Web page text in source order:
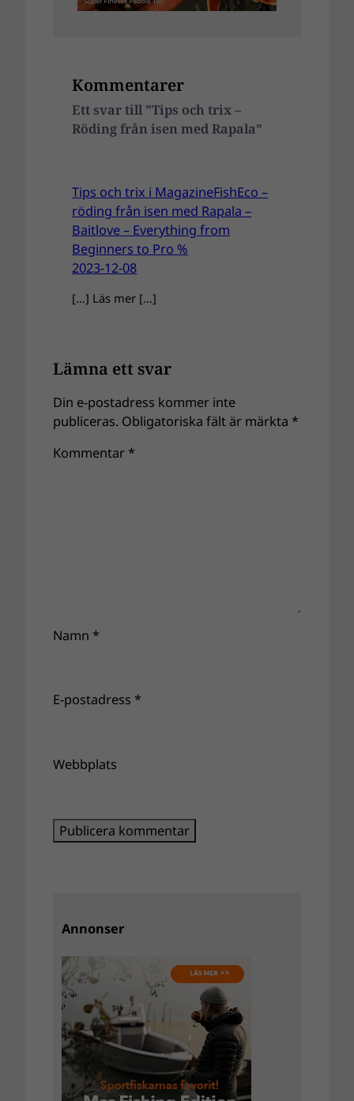
Kommentarer
Ett svar till ”Tips och trix –
Röding från isen med Rapala”
Tips och trix i MagazineFishEco –
röding från isen med Rapala –
Baitlove – Everything from
Beginners to Pro %
2023-12-08
[…] Läs mer […]
Lämna ett svar
Din e-postadress kommer inte
publiceras. Obligatoriska fält är märkta *
Kommentar *
Namn *
E-postadress *
Webbplats
Annonser